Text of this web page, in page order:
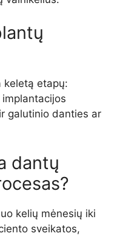
keletą etapų:
galutinio danties ar
dantų
kelių mėnesių iki
sveikatos,